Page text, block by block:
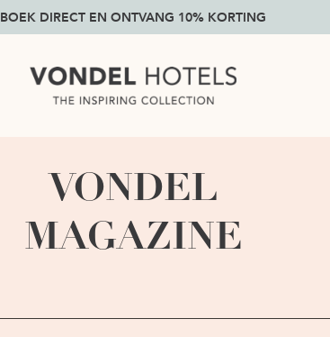
BOEK DIRECT EN ONTVANG 10% KORTING
VONDEL
MAGAZINE